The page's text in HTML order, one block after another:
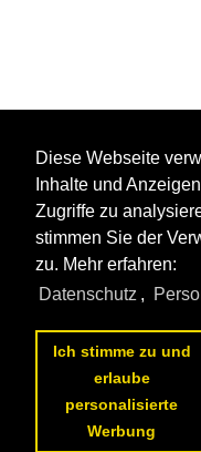
Diese Webseite
Inhalte und
Zugriffe zu
stimmen Sie der
zu. Mehr erfahren:
Datenschutz ,
Ich stimme zu und
erlaube
personalisierte
Werbung